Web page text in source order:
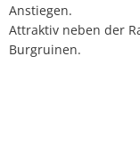
Anstiegen.
Attraktiv neben der
Burgruinen.